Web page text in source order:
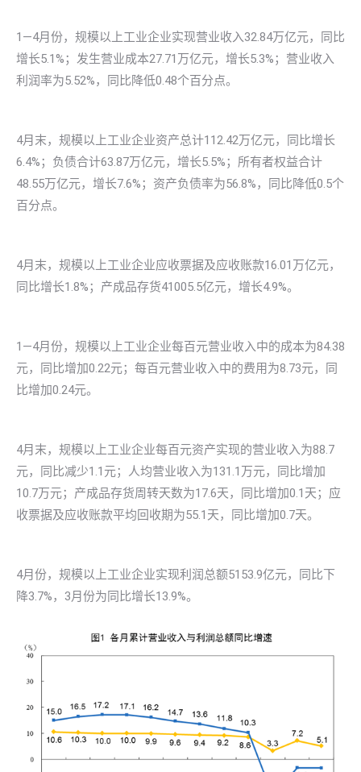
1—4月份，规模以上工业企业实现营业收入32.84万亿元，同比
增长5.1%；发生营业成本27.71万亿元，增长5.3%；营业收入
利润率为5.52%，同比降低0.48个百分点。
4月末，规模以上工业企业资产总计112.42万亿元，同比增长
6.4%；负债合计63.87万亿元，增长5.5%；所有者权益合计
48.55万亿元，增长7.6%；资产负债率为56.8%，同比降低0.5个
百分点。
4月末，规模以上工业企业应收票据及应收账款16.01万亿元，
同比增长1.8%；产成品存货41005.5亿元，增长4.9%。
1—4月份，规模以上工业企业每百元营业收入中的成本为84.38
元，同比增加0.22元；每百元营业收入中的费用为8.73元，同
比增加0.24元。
4月末，规模以上工业企业每百元资产实现的营业收入为88.7
元，同比减少1.1元；人均营业收入为131.1万元，同比增加
10.7万元；产成品存货周转天数为17.6天，同比增加0.1天；应
收票据及应收账款平均回收期为55.1天，同比增加0.7天。
4月份，规模以上工业企业实现利润总额5153.9亿元，同比下
降3.7%，3月份为同比增长13.9%。